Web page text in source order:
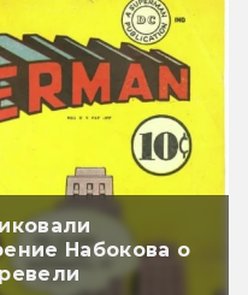
Набокова о